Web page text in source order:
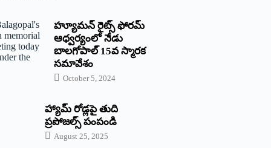
హ్యూమన్‌ రైట్స్‌ ఫోరమ్‌
ఆధ్వర్యంలో నేడు
బాలగోపాల్‌ 15వ స్మారక
సమావేశం
October 5, 2024
హ్యామ్‌ రోడ్లపై తుది
ప్రపోజల్స్‌ పంపండి
August 25, 2025